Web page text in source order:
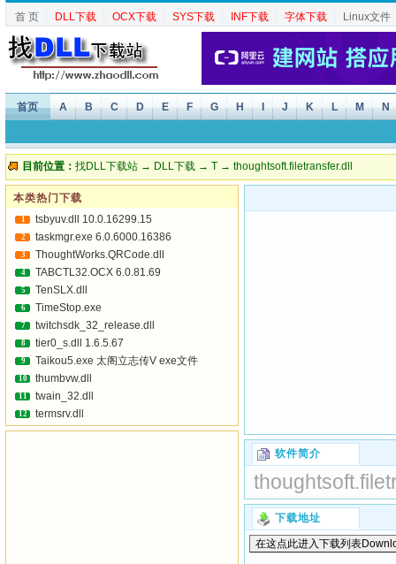
首 页 ┆ DLL下载 ┆ OCX下载 ┆ SYS下载 ┆ INF下载 ┆ 字体下载 ┆ Linux文件
首页 A B C D E F G H J K L M N
目前位置： 找DLL下载站 → DLL下载 → T → thoughtsoft.filetransfer.dll
软件简介
下载地址
本类热门下载
1 tsbyuv.dll 10.0.16299.15
2 taskmgr.exe 6.0.6000.16386
3 ThoughtWorks.QRCode.dll
4 TABCTL32.OCX 6.0.81.69
5 TenSLX.dll
6 TimeStop.exe
7 twitchsdk_32_release.dll
8 tier0_s.dll 1.6.5.67
9 Taikou5.exe 太阁立志传V exe文件
10 thumbvw.dll
11 twain_32.dll
12 termsrv.dll